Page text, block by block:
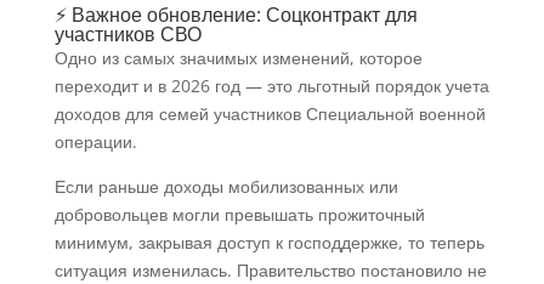
⚡ Важное обновление: Соцконтракт для
участников СВО
Одно из самых значимых изменений, которое
переходит и в 2026 год — это льготный порядок учета
доходов для семей участников Специальной военной
операции.
Если раньше доходы мобилизованных или
добровольцев могли превышать прожиточный
минимум, закрывая доступ к господдержке, то теперь
ситуация изменилась. Правительство постановило не